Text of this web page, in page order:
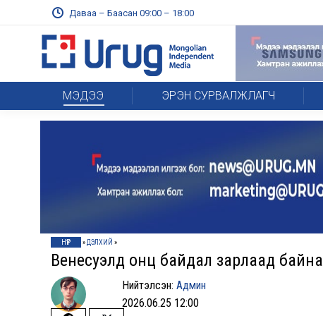
Даваа – Баасан 09:00 – 18:00
МЭДЭЭ ЭРЭН СУРВАЛЖЛАГЧ
НҮҮР »ДЭЛХИЙ »
Венесуэлд онц байдал зарлаад байна
Нийтэлсэн:Админ
2026.06.25 12:00